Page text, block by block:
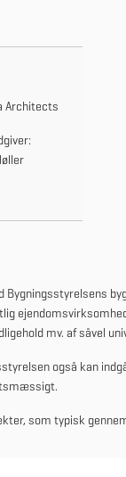
Architects
mv. af såvel
også kan
som typisk